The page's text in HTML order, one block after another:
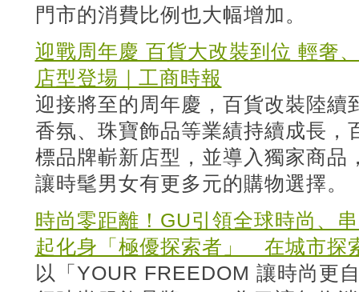
門市的消費比例也大幅增加。
迎戰周年慶 百貨大改裝到位 輕奢
店型登場｜工商時報
迎接將至的周年慶，百貨改裝陸續
香氛、珠寶飾品等業績持續成長，
標品牌嶄新店型，並導入獨家商品
讓時髦男女有更多元的購物選擇。
時尚零距離！GU引領全球時尚、
起化身「極優探索者」 在城市探
以「YOUR FREEDOM 讓時尚更